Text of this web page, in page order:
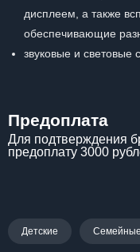
дисплеем, а также
обеспечивающие
звуковые и световые
Предоплата
Для подтверждения
предоплату 3000
Детские Семейные